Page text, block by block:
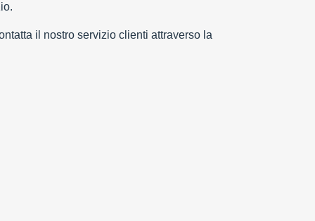
il nostro servizio clienti attraverso la